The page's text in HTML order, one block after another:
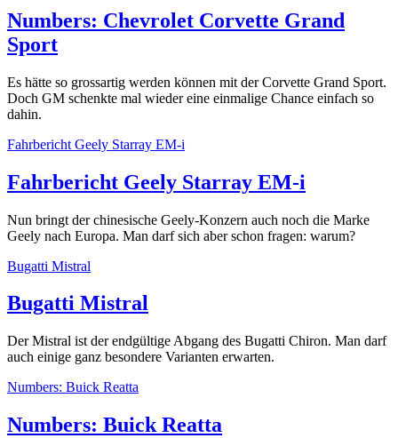
Numbers: Chevrolet Corvette Grand
Sport
Es hätte so grossartig werden können mit der Corvette Grand Sport.
Doch GM schenkte mal wieder eine einmalige Chance einfach so
dahin.
Fahrbericht Geely Starray EM-i
Fahrbericht Geely Starray EM-i
Nun bringt der chinesische Geely-Konzern auch noch die Marke
Geely nach Europa. Man darf sich aber schon fragen: warum?
Bugatti Mistral
Bugatti Mistral
Der Mistral ist der endgültige Abgang des Bugatti Chiron. Man darf
auch einige ganz besondere Varianten erwarten.
Numbers: Buick Reatta
Numbers: Buick Reatta